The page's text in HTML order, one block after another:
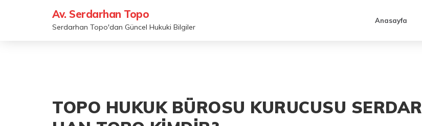
Av. Serdarhan Topo
Serdarhan Topo'dan Güncel Hukuki Bilgiler
Anasayfa
TOPO HUKUK BÜROSU KURUCUSU SERDAR